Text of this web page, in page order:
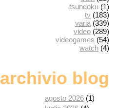
tsundoku (1)
tv (183)
varia (339)
video (289)
videogames (54)
watch (4)
archivio blog
agosto 2026 (1)